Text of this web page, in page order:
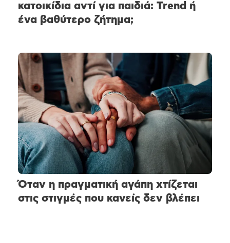
κατοικίδια αντί για παιδιά: Trend ή
ένα βαθύτερο ζήτημα;
Όταν η πραγματική αγάπη χτίζεται
στις στιγμές που κανείς δεν βλέπει